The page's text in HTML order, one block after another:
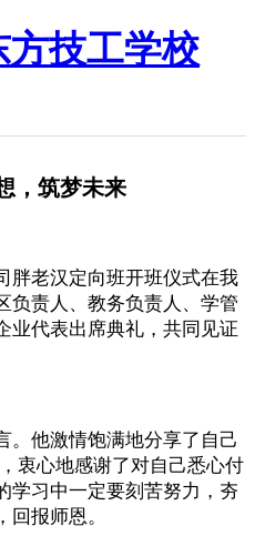
，筑梦未来
胖老汉定向班开班仪式在我
负责人、 教务负责人、 学管
业代表出席典礼，共同见证
。他激情饱满地分享了自己
衷心地感谢了对自己悉心付
学习中一定要刻苦努力，夯
报师恩。